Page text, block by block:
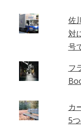
佐
対
号
フ
カ
5